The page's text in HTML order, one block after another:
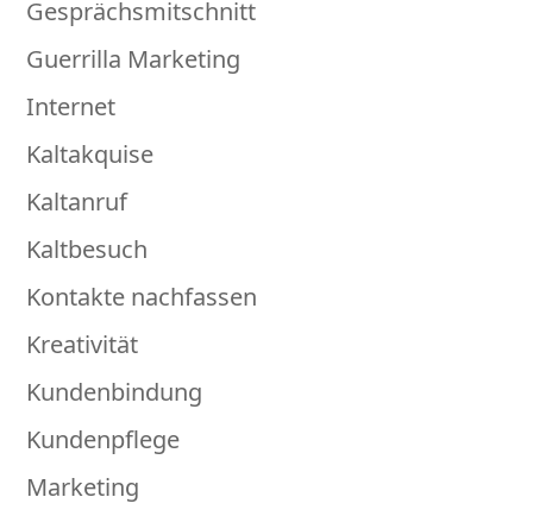
Gesprächsmitschnitt
Guerrilla Marketing
Internet
Kaltakquise
Kaltanruf
Kaltbesuch
Kontakte nachfassen
Kreativität
Kundenbindung
Kundenpflege
Marketing